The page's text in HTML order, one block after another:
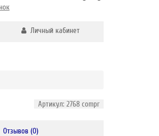
Личный кабинет
Артикул: 2768 compr
Отзывов (0)